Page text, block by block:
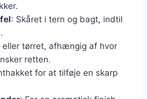
: Skåret i tern og bagt, indtil
eller tørret, afhængig af hvor
retten.
for at tilføje en skarp